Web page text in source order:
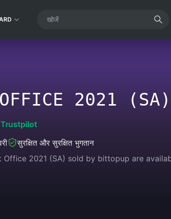
OFFICE 2021 (SA)
Trustpilot
सुरक्षित और सुरक्षित भुगतान
2021 (SA) sold by bittopup are